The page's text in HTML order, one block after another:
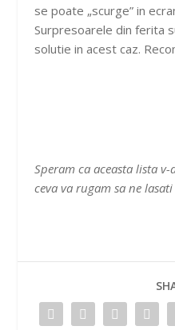
se poate „scurge” in
Surpresoarele din ferita
solutie in acest caz.
Speram ca aceasta lista
ceva va rugam sa ne